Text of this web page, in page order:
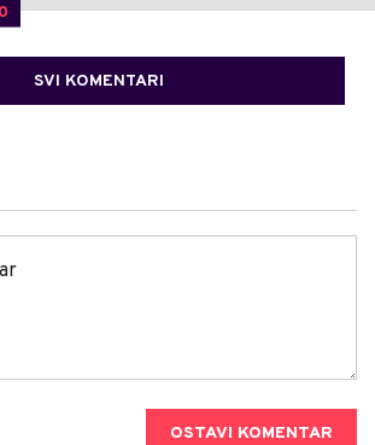
0
SVI KOMENTARI
OSTAVI KOMENTAR